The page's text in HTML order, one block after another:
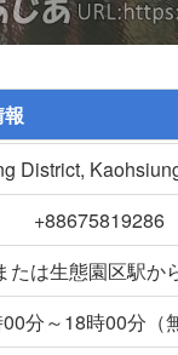
District,
+88675819286
たは生態園区駅か
分～18時00分（